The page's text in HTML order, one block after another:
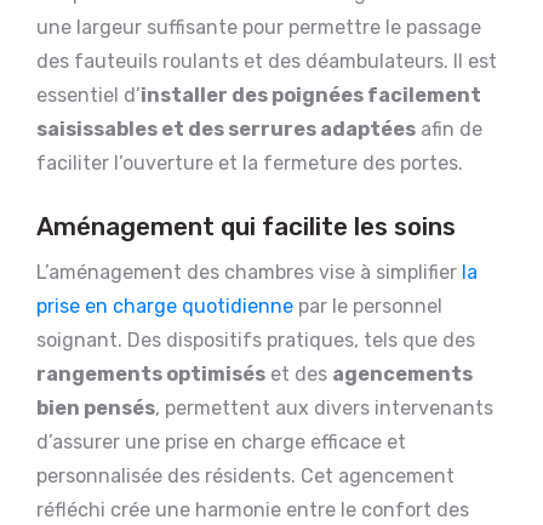
une largeur suffisante pour permettre le passage
des fauteuils roulants et des déambulateurs. Il est
essentiel d’installer des poignées facilement
saisissables et des serrures adaptées afin de
faciliter l’ouverture et la fermeture des portes.
Aménagement qui facilite les soins
L’aménagement des chambres vise à simplifier la
prise en charge quotidienne par le personnel
soignant. Des dispositifs pratiques, tels que des
rangements optimisés et des agencements
bien pensés, permettent aux divers intervenants
d’assurer une prise en charge efficace et
personnalisée des résidents. Cet agencement
réfléchi crée une harmonie entre le confort des